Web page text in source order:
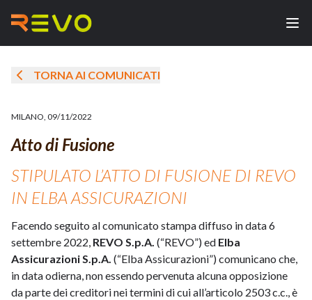
TORNA AI COMUNICATI
MILANO, 09/11/2022
Atto di Fusione
STIPULATO L’ATTO DI FUSIONE DI REVO
IN ELBA ASSICURAZIONI
Facendo seguito al comunicato stampa diffuso in data 6
settembre 2022, REVO S.p.A. (“REVO”) ed Elba
Assicurazioni S.p.A. (“Elba Assicurazioni”) comunicano che,
in data odierna, non essendo pervenuta alcuna opposizione
da parte dei creditori nei termini di cui all’articolo 2503 c.c., è